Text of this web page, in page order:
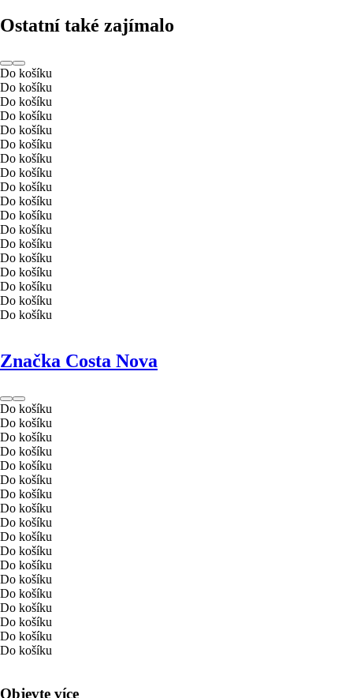
Ostatní také zajímalo
Do košíku
Do košíku
Do košíku
Do košíku
Do košíku
Do košíku
Do košíku
Do košíku
Do košíku
Do košíku
Do košíku
Do košíku
Do košíku
Do košíku
Do košíku
Do košíku
Do košíku
Do košíku
Značka Costa Nova
Do košíku
Do košíku
Do košíku
Do košíku
Do košíku
Do košíku
Do košíku
Do košíku
Do košíku
Do košíku
Do košíku
Do košíku
Do košíku
Do košíku
Do košíku
Do košíku
Do košíku
Do košíku
Objevte více